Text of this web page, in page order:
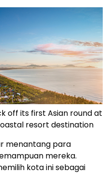
off its first Asian round at
resort destination
menantang para
mereka.
kota ini sebagai